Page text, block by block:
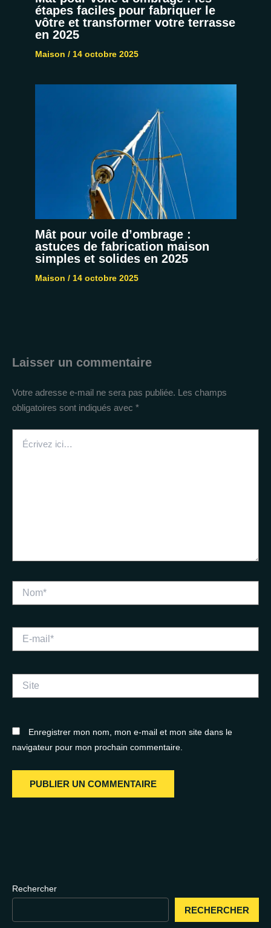
étapes faciles pour fabriquer le
vôtre et transformer votre terrasse
en 2025
Maison / 14 octobre 2025
Mât pour voile d’ombrage :
astuces de fabrication maison
simples et solides en 2025
Maison / 14 octobre 2025
Laisser un commentaire
Votre adresse e-mail ne sera pas publiée. Les champs
obligatoires sont indiqués avec *
ici…
mail*
Enregistrer mon nom, mon e-mail et mon site dans le
navigateur pour mon prochain commentaire.
Rechercher
RECHERCHER